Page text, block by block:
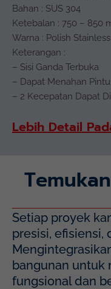
Bahan : SUS 304
Ketebalan : 750 – 850
Warna : Polish
Keterangan :
– Sisi Ganda Terbuka
– Dapat Menahan
– 2 Kecepatan Dapat
Lebih Detail
Setiap proyek
presisi, efisiensi,
bangunan untuk
fungsional dan